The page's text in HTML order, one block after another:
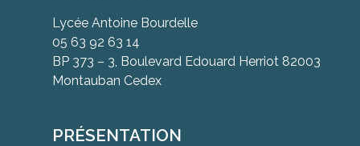
Lycée Antoine Bourdelle
05 63 92 63 14
BP 373 – 3, Boulevard Edouard Herriot 82003
Montauban Cedex
PRÉSENTATION